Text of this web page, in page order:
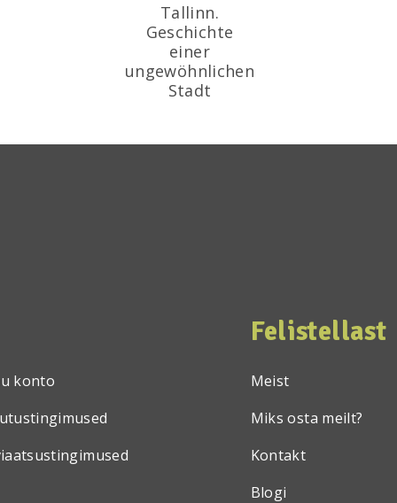
Tallinn.
Geschichte
einer
ungewöhnlichen
Stadt
konto
Felistellast
Meist
Miks osta meilt?
Kontakt
Blogi